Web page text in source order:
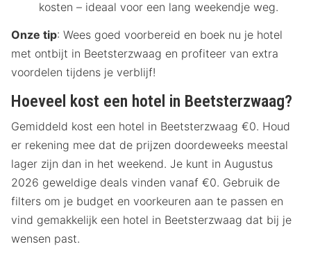
kosten – ideaal voor een lang weekendje weg.
Onze tip: Wees goed voorbereid en boek nu je hotel
met ontbijt in Beetsterzwaag en profiteer van extra
voordelen tijdens je verblijf!
Hoeveel kost een hotel in Beetsterzwaag?
Gemiddeld kost een hotel in Beetsterzwaag €0. Houd
er rekening mee dat de prijzen doordeweeks meestal
lager zijn dan in het weekend. Je kunt in Augustus
2026 geweldige deals vinden vanaf €0. Gebruik de
filters om je budget en voorkeuren aan te passen en
vind gemakkelijk een hotel in Beetsterzwaag dat bij je
wensen past.